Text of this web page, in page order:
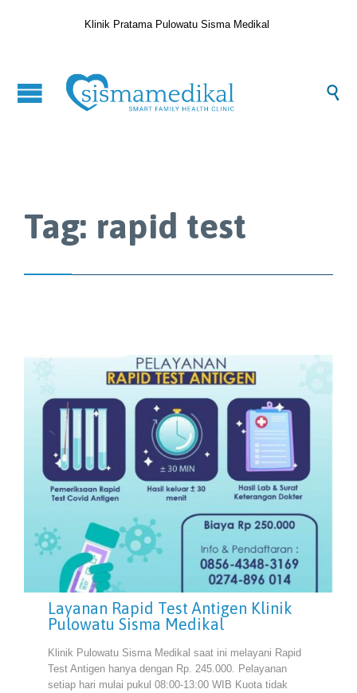
Klinik Pratama Pulowatu Sisma Medikal

Tag: rapid test
Layanan Rapid Test Antigen Klinik
Pulowatu Sisma Medikal
Klinik Pulowatu Sisma Medikal saat ini melayani Rapid
Test Antigen hanya dengan Rp. 245.000. Pelayanan
setiap hari mulai pukul 08:00-13:00 WIB Kuota tidak